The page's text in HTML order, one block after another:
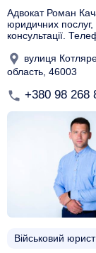
Адвокат Роман
юридичних послуг,
консультації.
вулиця
область, 46003
+380 98 268
Військовий юрист